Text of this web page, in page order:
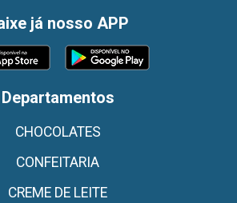
já nosso APP
Departamentos
CHOCOLATES
CONFEITARIA
CREME DE LEITE